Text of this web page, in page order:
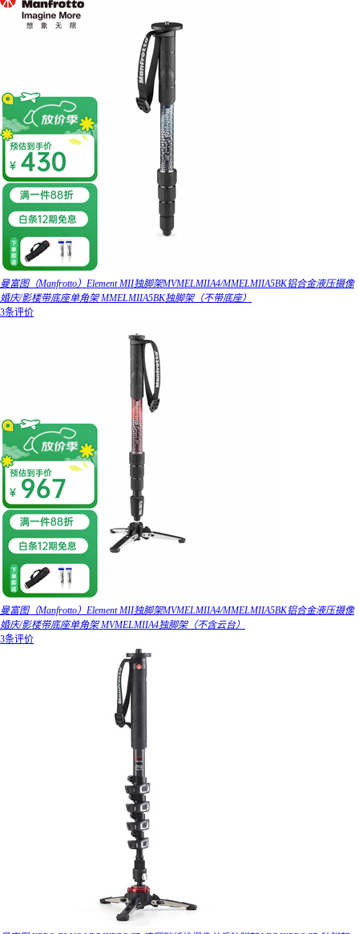
曼富图（Manfrotto）Element MII独脚架MVMELMIIA4/MMELMIIA5BK铝合金液压摄像
婚庆/影楼带底座单角架 MMELMIIA5BK独脚架（不带底座）
3条评价
曼富图（Manfrotto）Element MII独脚架MVMELMIIA4/MMELMIIA5BK铝合金液压摄像
婚庆/影楼带底座单角架 MVMELMIIA4独脚架（不含云台）
3条评价